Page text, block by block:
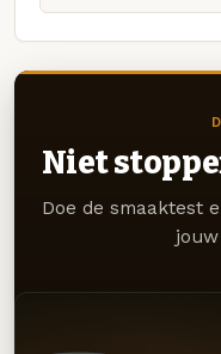
Niet
Doe de smaaktest